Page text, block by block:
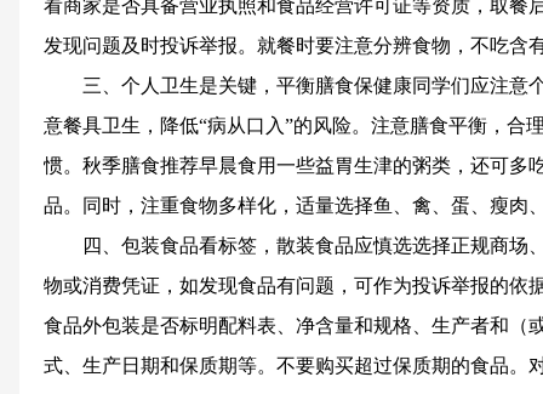
看商家是否具备营业执照和食品经营许可证等资质，取餐
发现问题及时投诉举报。就餐时要注意分辨食物，不吃含
三、个人卫生是关键，平衡膳食保健康同学们应注意
意餐具卫生，降低“病从口入”的风险。注意膳食平衡，合
惯。秋季膳食推荐早晨食用一些益胃生津的粥类，还可多
品。同时，注重食物多样化，适量选择鱼、禽、蛋、瘦肉
四、包装食品看标签，散装食品应慎选选择正规商场
物或消费凭证，如发现食品有问题，可作为投诉举报的依
食品外包装是否标明配料表、净含量和规格、生产者和（
式、生产日期和保质期等。不要购买超过保质期的食品。